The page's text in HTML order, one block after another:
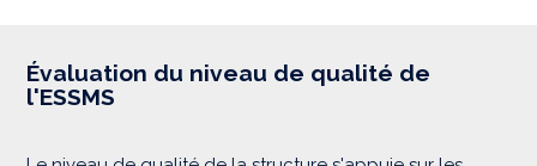
Évaluation du niveau de qualité de
l'ESSMS